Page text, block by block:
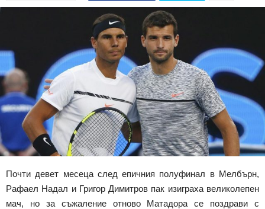
Почти девет месеца след епичния полуфинал в Мелбърн,
Рафаел Надал и Григор Димитров пак изиграха великолепен
мач, но за съжаление отново Матадора се поздрави с